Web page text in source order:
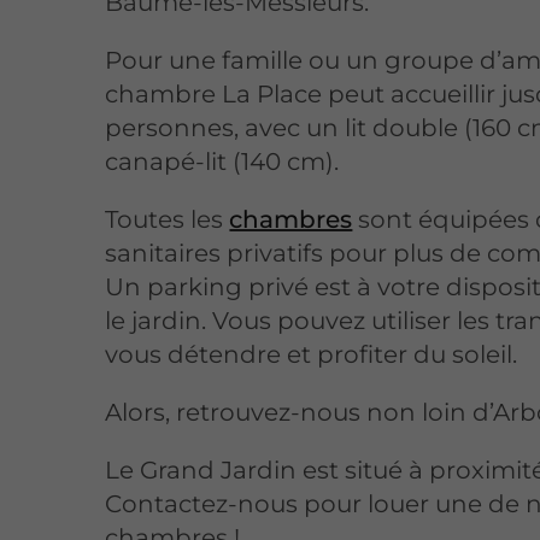
Pour une famille ou un groupe
chambre La Place peut accueillir
personnes, avec un lit double (160
canapé-lit (140 cm).
Toutes les chambres sont équipées
sanitaires privatifs pour plus de
Un parking privé est à votre
le jardin. Vous pouvez utiliser les
vous détendre et profiter du soleil.
Alors, retrouvez-nous non loin
Le Grand Jardin est situé à
Contactez-nous pour louer une de